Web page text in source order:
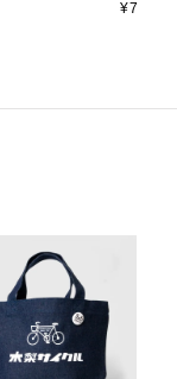
¥7,700